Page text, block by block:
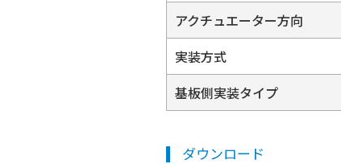
アクチュエーター方向
実装方式
基板側実装タイプ
ダウンロード